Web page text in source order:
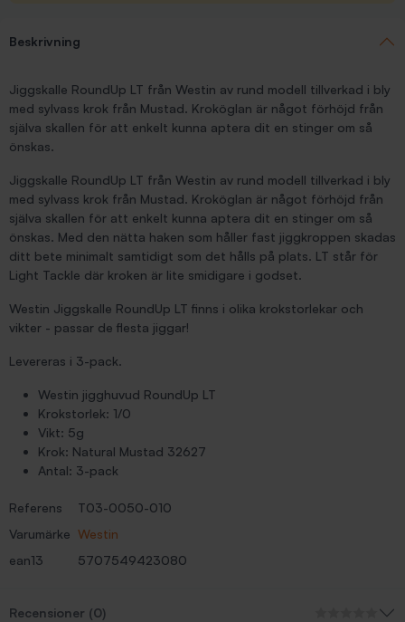
Beskrivning
Jiggskalle RoundUp LT från Westin av rund modell tillverkad i bly
med sylvass krok från Mustad. Kroköglan är något förhöjd från
själva skallen för att enkelt kunna aptera dit en stinger om så
önskas.
Jiggskalle RoundUp LT från Westin av rund modell tillverkad i bly
med sylvass krok från Mustad. Kroköglan är något förhöjd från
själva skallen för att enkelt kunna aptera dit en stinger om så
önskas. Med den nätta haken som håller fast jiggkroppen skadas
ditt bete minimalt samtidigt som det hålls på plats. LT står för
Light Tackle där kroken är lite smidigare i godset.
Westin Jiggskalle RoundUp LT finns i olika krokstorlekar och
vikter - passar de flesta jiggar!
Levereras i 3-pack.
Westin jigghuvud RoundUp LT
Krokstorlek: 1/0
Vikt: 5g
Krok: Natural Mustad 32627
Antal: 3-pack
Referens
T03-0050-010
Varumärke Westin
ean13
5707549423080
Recensioner (0)